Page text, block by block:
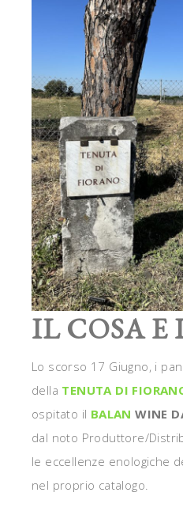
IL COSA E
Lo scorso 17 Giugno, i
della TENUTA DI
ospitato il BALAN WINE
dal noto Produttore/
le eccellenze enologiche
nel proprio catalogo.